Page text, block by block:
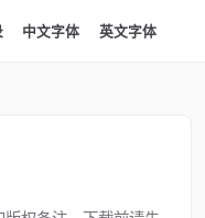
中文字体 英文字体